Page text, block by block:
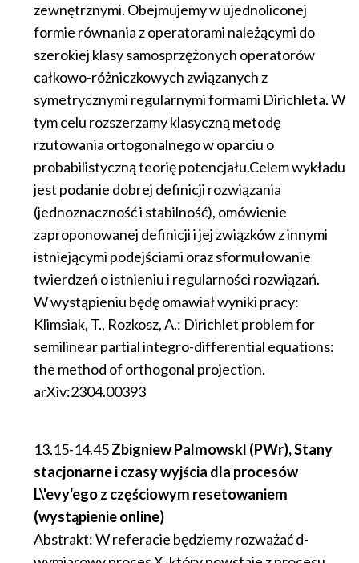
zewnętrznymi. Obejmujemy w ujednoliconej
formie równania z operatorami należącymi do
szerokiej klasy samosprzężonych operatorów
całkowo-różniczkowych związanych z
symetrycznymi regularnymi formami Dirichleta. W
tym celu rozszerzamy klasyczną metodę
rzutowania ortogonalnego w oparciu o
probabilistyczną teorię potencjału.Celem wykładu
jest podanie dobrej definicji rozwiązania
(jednoznaczność i stabilność), omówienie
zaproponowanej definicji i jej związków z innymi
istniejącymi podejściami oraz sformułowanie
twierdzeń o istnieniu i regularności rozwiązań.
W wystąpieniu będę omawiał wyniki pracy:
Klimsiak, T., Rozkosz, A.: Dirichlet problem for
semilinear partial integro-differential equations:
the method of orthogonal projection.
arXiv:2304.00393
13.15-14.45Zbigniew Palmowskl (PWr), Stany
stacjonarne i czasy wyjścia dla procesów
L\'evy'ego z częściowym resetowaniem
(wystąpienie online)
​Abstrakt: W referacie będziemy rozważać d-